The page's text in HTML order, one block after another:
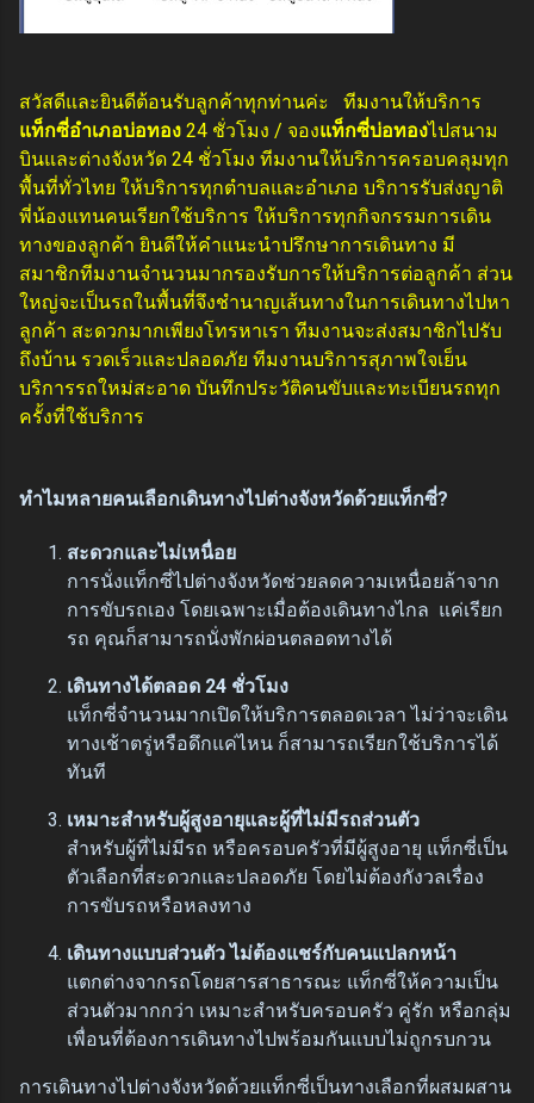
สวัสดีและยินดีต้อนรับลูกค้าทุกท่านค่ะ
ทีมงานให้บริการ
แท็กซี่อำเภอบ่อทอง 24 ชั่วโมง / จองแท็กซี่บ่อทองไปสนาม
บินและต่างจังหวัด 24 ชั่วโมง ทีมงานให้บริการครอบคลุมทุก
พื้นที่ทั่วไทย ให้บริการทุกตำบลและอำเภอ บริการรับส่งญาติ
พี่น้องแทนคนเรียกใช้บริการ ให้บริการทุกกิจกรรมการเดิน
ทางของลูกค้า ยินดีให้คำแนะนำปรึกษาการเดินทาง มี
สมาชิกทีมงานจำนวนมากรองรับการให้บริการต่อลูกค้า ส่วน
ใหญ่จะเป็นรถในพื้นที่จึงชำนาญเส้นทางในการเดินทางไปหา
ลูกค้า สะดวกมากเพียงโทรหาเรา ทีมงานจะส่งสมาชิกไปรับ
ถึงบ้าน รวดเร็วและปลอดภัย ทีมงานบริการสุภาพใจเย็น
บริการรถใหม่สะอาด บันทึกประวัติคนขับและทะเบียนรถทุก
ครั้งที่ใช้บริการ
ทำไมหลายคนเลือกเดินทางไปต่างจังหวัดด้วยแท็กซี่?
สะดวกและไม่เหนื่อย
การนั่งแท็กซี่ไปต่างจังหวัดช่วยลดความเหนื่อยล้าจาก
การขับรถเอง โดยเฉพาะเมื่อต้องเดินทางไกล แค่เรียก
รถ คุณก็สามารถนั่งพักผ่อนตลอดทางได้
เดินทางได้ตลอด 24 ชั่วโมง
แท็กซี่จำนวนมากเปิดให้บริการตลอดเวลา ไม่ว่าจะเดิน
ทางเช้าตรู่หรือดึกแค่ไหน ก็สามารถเรียกใช้บริการได้
ทันที
เหมาะสำหรับผู้สูงอายุและผู้ที่ไม่มีรถส่วนตัว
สำหรับผู้ที่ไม่มีรถ หรือครอบครัวที่มีผู้สูงอายุ แท็กซี่เป็น
ตัวเลือกที่สะดวกและปลอดภัย โดยไม่ต้องกังวลเรื่อง
การขับรถหรือหลงทาง
เดินทางแบบส่วนตัว ไม่ต้องแชร์กับคนแปลกหน้า
แตกต่างจากรถโดยสารสาธารณะ แท็กซี่ให้ความเป็น
ส่วนตัวมากกว่า เหมาะสำหรับครอบครัว คู่รัก หรือกลุ่ม
เพื่อนที่ต้องการเดินทางไปพร้อมกันแบบไม่ถูกรบกวน
การเดินทางไปต่างจังหวัดด้วยแท็กซี่เป็นทางเลือกที่ผสมผสาน